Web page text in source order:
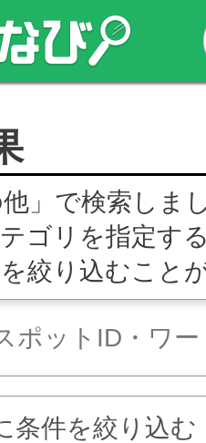
他」で検索しま
ゴリを指定す
絞り込むこと
条件を絞り込む